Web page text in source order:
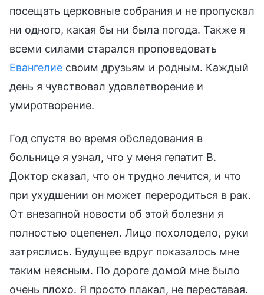
посещать церковные собрания и не пропускал
ни одного, какая бы ни была погода. Также я
всеми силами старался проповедовать
Евангелие своим друзьям и родным. Каждый
день я чувствовал удовлетворение и
умиротворение.
Год спустя во время обследования в
больнице я узнал, что у меня гепатит В.
Доктор сказал, что он трудно лечится, и что
при ухудшении он может переродиться в рак.
От внезапной новости об этой болезни я
полностью оцепенел. Лицо похолодело, руки
затряслись. Будущее вдруг показалось мне
таким неясным. По дороге домой мне было
очень плохо. Я просто плакал, не переставая.